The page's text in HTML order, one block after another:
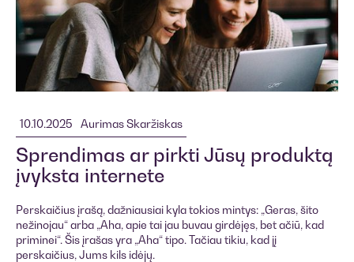
10.10.2025 Aurimas Skaržiskas
Sprendimas ar pirkti Jūsų produktą
įvyksta internete
Perskaičius įrašą, dažniausiai kyla tokios mintys: „Geras, šito
nežinojau“ arba „Aha, apie tai jau buvau girdėjęs, bet ačiū, kad
priminei“. Šis įrašas yra „Aha“ tipo. Tačiau tikiu, kad jį
perskaičius, Jums kils idėjų.